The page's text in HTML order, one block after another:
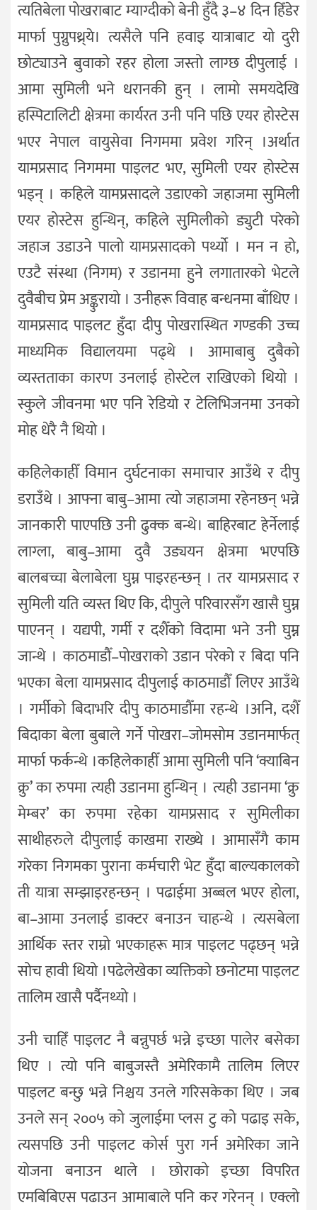
त्यतिबेला पोखराबाट म्याग्दीको बेनी हुँदै ३–४ दिन हिँडेर
मार्फा पुग्नुपथ्र्ये। त्यसैले पनि हवाइ यात्राबाट यो दुरी
छोट्याउने बुवाको रहर होला जस्तो लाग्छ दीपुलाई ।
आमा सुमिली भने धरानकी हुन् । लामो समयदेखि
हस्पिटालिटी क्षेत्रमा कार्यरत उनी पनि पछि एयर होस्टेस
भएर नेपाल वायुसेवा निगममा प्रवेश गरिन् ।अर्थात
यामप्रसाद निगममा पाइलट भए, सुमिली एयर होस्टेस
भइन् । कहिले यामप्रसादले उडाएको जहाजमा सुमिली
एयर होस्टेस हुन्थिन्, कहिले सुमिलीको ड्युटी परेको
जहाज उडाउने पालो यामप्रसादको पर्थ्याे । मन न हो,
एउटै संस्था (निगम) र उडानमा हुने लगातारको भेटले
दुवैबीच प्रेम अङ्कुरायो । उनीहरू विवाह बन्धनमा बाँधिए ।
यामप्रसाद पाइलट हुँदा दीपु पोखरास्थित गण्डकी उच्च
माध्यमिक विद्यालयमा पढ्थे । आमाबाबु दुबैको
व्यस्तताका कारण उनलाई होस्टेल राखिएको थियो ।
स्कुले जीवनमा भए पनि रेडियो र टेलिभिजनमा उनको
मोह धेरै नै थियो ।
कहिलेकाहीँ विमान दुर्घटनाका समाचार आउँथे र दीपु
डराउँथे । आफ्ना बाबु–आमा त्यो जहाजमा रहेनछन् भन्ने
जानकारी पाएपछि उनी ढुक्क बन्थे। बाहिरबाट हेर्नेलाई
लाग्ला, बाबु–आमा दुवै उड्ययन क्षेत्रमा भएपछि
बालबच्चा बेलाबेला घुम्न पाइरहन्छन् । तर यामप्रसाद र
सुमिली यति व्यस्त थिए कि, दीपुले परिवारसँग खासै घुम्न
पाएनन् । यद्यपी, गर्मी र दशैँको विदामा भने उनी घुम्न
जान्थे । काठमाडौँ–पोखराको उडान परेको र बिदा पनि
भएका बेला यामप्रसाद दीपुलाई काठमाडौँ लिएर आउँथे
। गर्मीको बिदाभरि दीपु काठमाडौँमा रहन्थे ।अनि, दशैँ
बिदाका बेला बुबाले गर्ने पोखरा–जोमसोम उडानमार्फत्
मार्फा फर्कन्थे ।कहिलेकाहीँ आमा सुमिली पनि ‘क्याबिन
क्रु’ का रुपमा त्यही उडानमा हुन्थिन् । त्यही उडानमा ‘क्रु
मेम्बर’ का रुपमा रहेका यामप्रसाद र सुमिलीका
साथीहरुले दीपुलाई काखमा राख्थे । आमासँगै काम
गरेका निगमका पुराना कर्मचारी भेट हुँदा बाल्यकालको
ती यात्रा सम्झाइरहन्छन् । पढाईमा अब्बल भएर होला,
बा–आमा उनलाई डाक्टर बनाउन चाहन्थे । त्यसबेला
आर्थिक स्तर राम्रो भएकाहरू मात्र पाइलट पढ्छन् भन्ने
सोच हावी थियो ।पढेलेखेका व्यक्तिको छनोटमा पाइलट
तालिम खासै पर्दैनथ्यो ।
उनी चाहिँ पाइलट नै बन्नुपर्छ भन्ने इच्छा पालेर बसेका
थिए । त्यो पनि बाबुजस्तै अमेरिकामै तालिम लिएर
पाइलट बन्छु भन्ने निश्चय उनले गरिसकेका थिए । जब
उनले सन् २००५ को जुलाईमा प्लस टु को पढाइ सके,
त्यसपछि उनी पाइलट कोर्स पुरा गर्न अमेरिका जाने
योजना बनाउन थाले । छोराको इच्छा विपरित
एमबिबिएस पढाउन आमाबाले पनि कर गरेनन् । एक्लो